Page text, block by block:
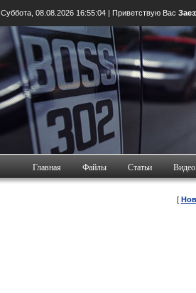
Суббота, 08.08.2026 16:55:05 | Приветствую Вас
Главная Файлы Статьи Видео
[